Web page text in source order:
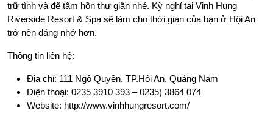
trữ tình và để tâm hồn thư giãn nhé. Kỳ nghỉ tại Vinh Hung
Riverside Resort & Spa sẽ làm cho thời gian của bạn ở Hội An
trở nên đáng nhớ hơn.
Thông tin liên hệ:
Địa chỉ: 111 Ngô Quyền, TP.Hội An, Quảng Nam
Điện thoại: 0235 3910 393 – 0235) 3864 074
Website: http://www.vinhhungresort.com/